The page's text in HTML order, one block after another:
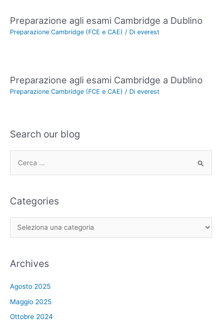
Preparazione agli esami Cambridge a Dublino
Preparazione Cambridge (FCE e CAE) / Di everest
Preparazione agli esami Cambridge a Dublino
Preparazione Cambridge (FCE e CAE) / Di everest
Search our blog
Categories
Archives
Agosto 2025
Maggio 2025
Ottobre 2024